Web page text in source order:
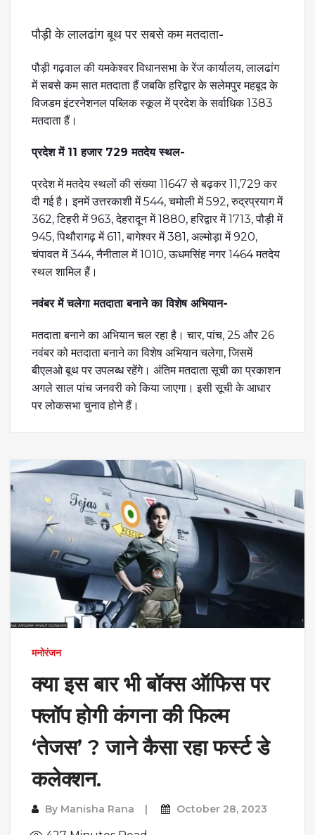
पौड़ी के लालढांग बूथ पर सबसे कम मतदाता-
पौड़ी गढ़वाल की यमकेश्वर विधानसभा के रेंज कार्यालय, लालढांग
में सबसे कम सात मतदाता हैं जबकि हरिद्वार के सलेमपुर महबूद के
विजडम इंटरनेशनल पब्लिक स्कूल में प्रदेश के सर्वाधिक 1383
मतदाता हैं।
प्रदेश में 11 हजार 729 मतदेय स्थल-
प्रदेश में मतदेय स्थलों की संख्या 11647 से बढ़कर 11,729 कर
दी गई है। इनमें उत्तरकाशी में 544, चमोली में 592, रुद्रप्रयाग में
362, टिहरी में 963, देहरादून में 1880, हरिद्वार में 1713, पौड़ी में
945, पिथौरागढ़ में 611, बागेश्वर में 381, अल्मोड़ा में 920,
चंपावत में 344, नैनीताल में 1010, ऊधमसिंह नगर 1464 मतदेय
स्थल शामिल हैं।
नवंबर में चलेगा मतदाता बनाने का विशेष अभियान-
मतदाता बनाने का अभियान चल रहा है। चार, पांच, 25 और 26
नवंबर को मतदाता बनाने का विशेष अभियान चलेगा, जिसमें
बीएलओ बूथ पर उपलब्ध रहेंगे। अंतिम मतदाता सूची का प्रकाशन
अगले साल पांच जनवरी को किया जाएगा। इसी सूची के आधार
पर लोकसभा चुनाव होने हैं।
मनोरंजन
क्या इस बार भी बॉक्स ऑफिस पर
फ्लॉप होगी कंगना की फिल्म
‘तेजस’ ? जाने कैसा रहा फर्स्ट डे
कलेक्शन.
By Manisha Rana October 28, 2023